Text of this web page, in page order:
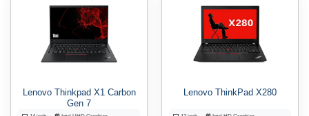
Lenovo Thinkpad X1 Carbon
Gen 7
Lenovo ThinkPad X280